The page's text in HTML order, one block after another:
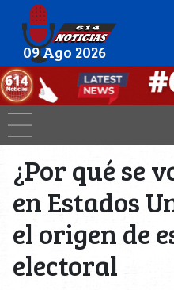
09 Ago 2026
¿Por qué se
en Estados
el origen de
electoral